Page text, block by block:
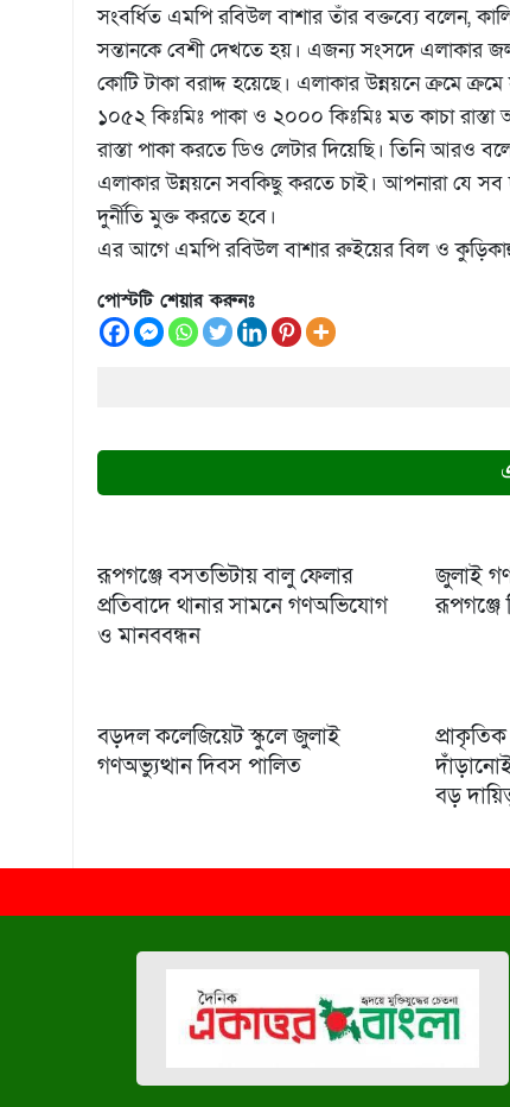
সংবর্ধিত এমপি রবিউল বাশার তাঁর বক্তব্যে বলেন,
সন্তানকে বেশী দেখতে হয়। এজন্য সংসদে এলাকার
কোটি টাকা বরাদ্দ হয়েছে। এলাকার উন্নয়নে ক্রমে
১০৫২ কিঃমিঃ পাকা ও ২০০০ কিঃমিঃ মত কাচা
রাস্তা পাকা করতে ডিও লেটার দিয়েছি। তিনি আরও
এলাকার উন্নয়নে সবকিছু করতে চাই। আপনারা যে সব
দুর্নীতি মুক্ত করতে হবে।
এর আগে এমপি রবিউল বাশার রুইয়ের বিল ও
পোস্টটি শেয়ার করুনঃ
রূপগঞ্জে বসতভিটায় বালু ফেলার
প্রতিবাদে থানার সামনে গণঅভিযোগ
ও মানববন্ধন
জুলাই
রূপগঞ্জে
বড়দল কলেজিয়েট স্কুলে জুলাই
গণঅভ্যুত্থান দিবস পালিত
বড়